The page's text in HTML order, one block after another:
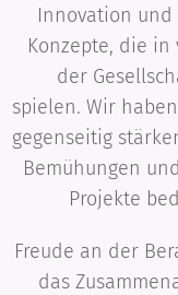
Innovation
Konzepte, die in
der
spielen. Wir
gegenseitig
Bemühungen
Projekte
Freude an der
das